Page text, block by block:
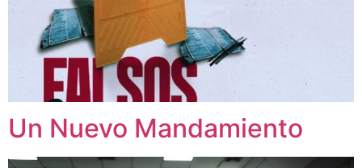
Un Nuevo Mandamiento